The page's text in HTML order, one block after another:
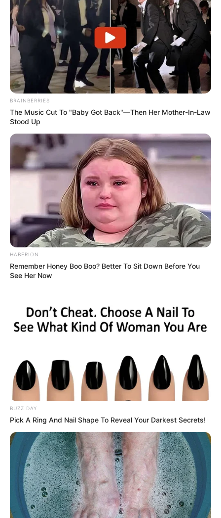
BRAINBERRIES
The Music Cut To "Baby Got Back"—Then Her Mother-In-Law
Stood Up
HABERION
Remember Honey Boo Boo? Better To Sit Down Before You
See Her Now
BUZZ DAY
Pick A Ring And Nail Shape To Reveal Your Darkest Secrets!